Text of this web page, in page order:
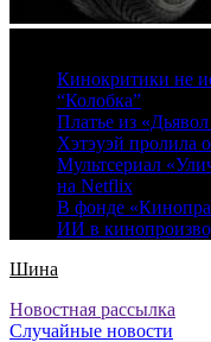
Кинокритики не
“Колобка”
Платье из
Хэтэуэй пролила
Мультсериал
на Netflix
В фонде
ИИ в
Шина
Новостная рассылка
Случайные новости